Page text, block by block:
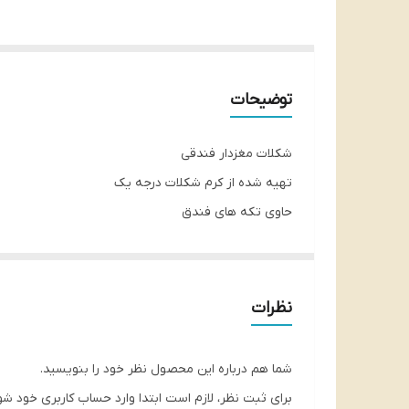
توضیحات
شکلات مغزدار فندقی
تهیه شده از کرم شکلات درجه یک
حاوی تکه های فندق
بارکد 8683508142056
نظرات
شما هم درباره این محصول نظر خود را بنویسید.
برای ثبت نظر، لازم است ابتدا وارد حساب کاربری خود